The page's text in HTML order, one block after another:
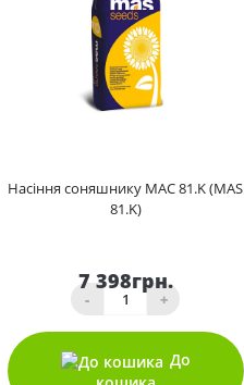
Насіння соняшнику МАС 81.K (MAS
81.K)
7 398грн.
- +
До